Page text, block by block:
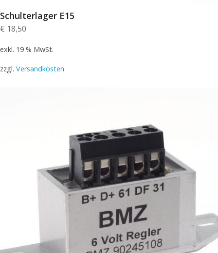
Schulterlager E15
€ 18,50
exkl. 19 % MwSt.
zzgl. Versandkosten